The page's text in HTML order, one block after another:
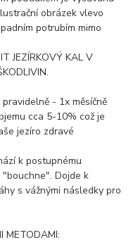
obrázek vlevo
potrubím mimo
JEZÍRKOVÝ KAL V
- 1x měsíčně
cca 5-10% což je
jezíro zdravé
k postupnému
Dojde k
s vážnými následky pro
METODAMI: